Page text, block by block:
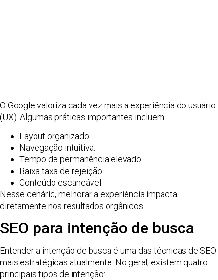
O Google valoriza cada vez mais a experiência do usuário
(UX). Algumas práticas importantes incluem:
Layout organizado.
Navegação intuitiva.
Tempo de permanência elevado.
Baixa taxa de rejeição.
Conteúdo escaneável.
Nesse cenário, melhorar a experiência impacta
diretamente nos resultados orgânicos.
SEO para intenção de busca
Entender a intenção de busca é uma das técnicas de SEO
mais estratégicas atualmente. No geral, existem quatro
principais tipos de intenção: